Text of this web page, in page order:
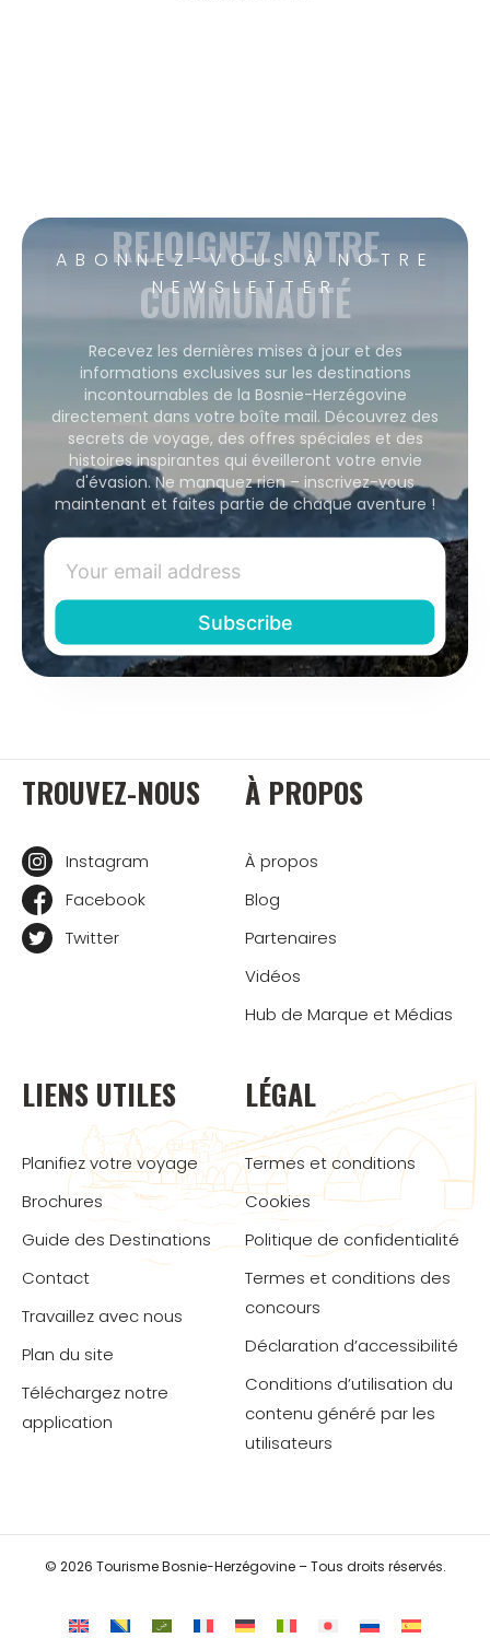
ABONNEZ-VOUS À NOTRE
NEWSLETTER
REJOIGNEZ NOTRE
COMMUNAUTÉ
Recevez les dernières mises à jour et des
informations exclusives sur les destinations
incontournables de la Bosnie-Herzégovine
directement dans votre boîte mail. Découvrez des
secrets de voyage, des offres spéciales et des
histoires inspirantes qui éveilleront votre envie
d'évasion. Ne manquez rien – inscrivez-vous
maintenant et faites partie de chaque aventure !
TROUVEZ-NOUS
Instagram
Facebook
Twitter
À PROPOS
À propos
Blog
Partenaires
Vidéos
Hub de Marque et Médias
LIENS UTILES
Planifiez votre voyage
Brochures
Guide des Destinations
Contact
Travaillez avec nous
Plan du site
Téléchargez notre
application
LÉGAL
Termes et conditions
Cookies
Politique de confidentialité
Termes et conditions des
concours
Déclaration d’accessibilité
Conditions d’utilisation du
contenu généré par les
utilisateurs
© 2026 Tourisme Bosnie-Herzégovine – Tous droits réservés.